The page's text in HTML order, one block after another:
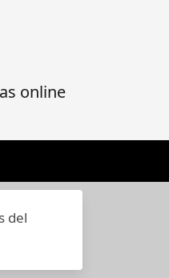
online
del